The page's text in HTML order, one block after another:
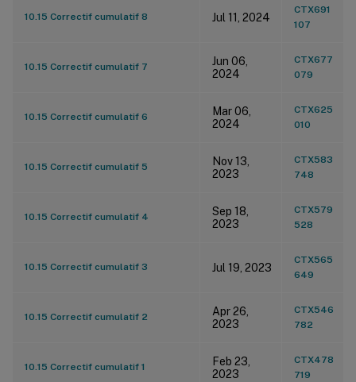
10.15 Correctif cumulatif 8 Jul 11, 2024
CTX691
107
10.15 Correctif cumulatif 7
Jun 06,
2024
CTX677
079
10.15 Correctif cumulatif 6
Mar 06,
2024
CTX625
010
10.15 Correctif cumulatif 5
Nov 13,
2023
CTX583
748
10.15 Correctif cumulatif 4
Sep 18,
2023
CTX579
528
10.15 Correctif cumulatif 3 Jul 19, 2023
CTX565
649
10.15 Correctif cumulatif 2
Apr 26,
2023
CTX546
782
10.15 Correctif cumulatif 1
Feb 23,
2023
CTX478
719